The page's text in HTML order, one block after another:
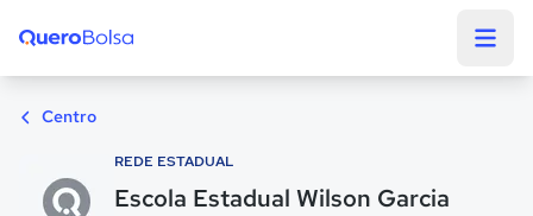
Centro
REDE ESTADUAL
Escola Estadual Wilson Garcia